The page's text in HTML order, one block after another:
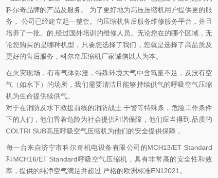
科尔奇品牌的产品及服务。 为了更好地为高压压缩机用户提供更的服
务， 公司已经建立起一整套。的压缩机售后服务维修服务平台，并且
培养了一批。的,经过国外培训的维修人员。无论您在的哪个区域，无
论您购买的是哪种机型，只要您选择了我们，您就是选择了高品质及
更好的售后服务，科尔奇压缩机厂家诚信以人为本。
在火灾现场，有毒气体弥漫，特殊环境大气中含氧量不足，及没有空
气（如水下）的场所，我们需要清洁且能够持续供气的呼吸空气压缩
机为生命提供续供气。
对于在消防及水下救援前线的消防战士.干警等特殊条，危险工作条件
下的人们，他们冒着危险为社会提供和谐保障，他们应当得到.品质的
COLTRI SUB高压呼吸空气压缩机为他们的安全提供保障，
每一台来自济宁市科尔奇机电设备有限公司的MCH13/ET Standard
和MCH16/ET Standard呼吸空气压缩机，具有非常高的安全性和效
率，提供的纯净空气满足并超过.严格的欧洲标准EN12021。